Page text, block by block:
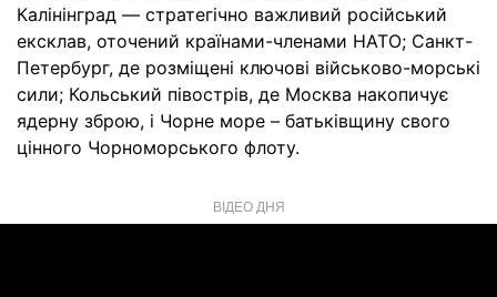
Калінінград — стратегічно важливий російський
ексклав, оточений країнами-членами НАТО; Санкт-
Петербург, де розміщені ключові військово-морські
сили; Кольський півострів, де Москва накопичує
ядерну зброю, і Чорне море – батьківщину свого
цінного Чорноморського флоту.
ВІДЕО ДНЯ